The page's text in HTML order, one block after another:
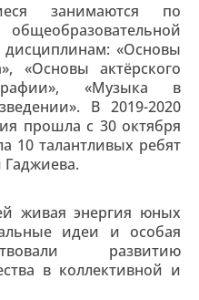
занимаются по
«Основы
«Основы актёрского
«Музыка в
В 2019-2020
прошла с 30 октября
10 талантливых ребят
живая энергия юных
идеи и особая
развитию
в коллективной и